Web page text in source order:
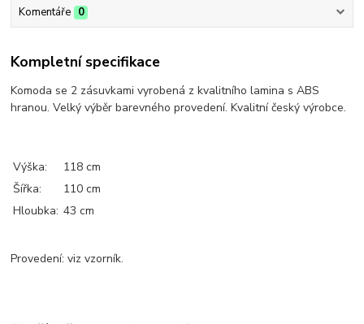
Komentáře 0
Kompletní specifikace
Komoda se 2 zásuvkami vyrobená z kvalitního lamina s ABS
hranou. Velký výběr barevného provedení. Kvalitní český výrobce.
Výška:
118 cm
Šířka:
110 cm
Hloubka: 43 cm
Provedení: viz vzorník.